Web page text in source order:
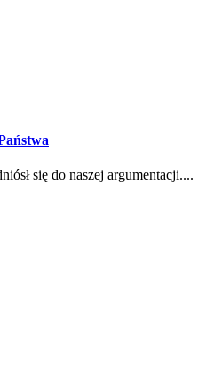
się do naszej argumentacji....